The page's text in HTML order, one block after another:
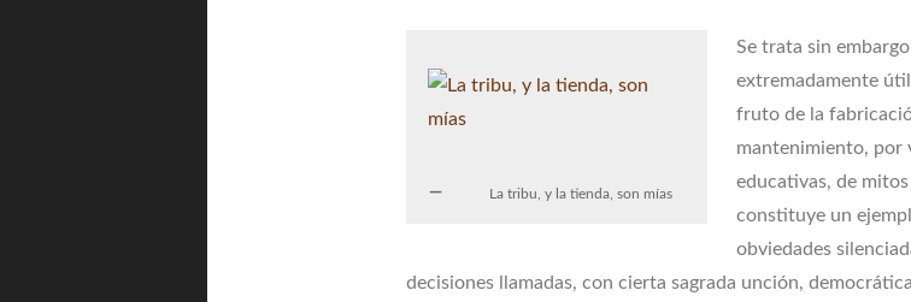
La tribu, y la tienda, son mías
Se trata sin
extremadamente
fruto de la
mantenimiento, por
educativas, de
constituye un
obviedades
decisiones llamadas, con cierta sagrada unción,